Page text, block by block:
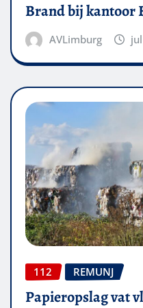
Brand bij kantoor
AVLimburg
112 REMUNJ
Papieropslag vat